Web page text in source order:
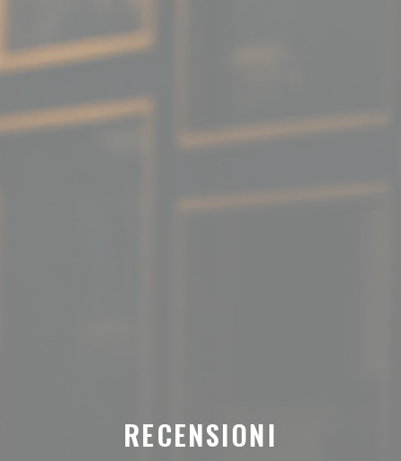
RECENSIONI